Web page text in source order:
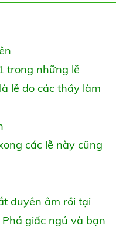
trong những lễ
lễ do các thầy làm
các lễ này cũng
duyên âm rồi tại
giấc ngủ và bạn